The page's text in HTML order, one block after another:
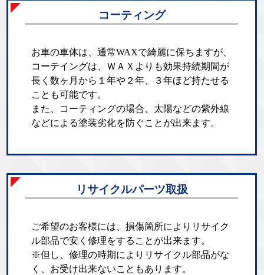
コーティング
お車の車体は、通常WAXで綺麗に保ちますが、
コーテイングは、ＷＡＸよりも効果持続期間が
長く数ヶ月から１年や２年、３年ほど持たせる
ことも可能です。
また、コーティングの場合、太陽などの紫外線
などによる塗装劣化を防ぐことが出来ます。
リサイクルパーツ取扱
ご希望のお客様には、損傷箇所によりリサイク
ル部品で安く修理をすることが出来ます。
※但し、修理の時期によりリサイクル部品がな
く、お受け出来ないこともあります。